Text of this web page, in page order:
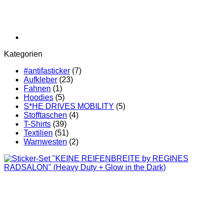
Kategorien
#antifasticker (7)
Aufkleber (23)
Fahnen (1)
Hoodies (5)
S*HE DRIVES MOBILITY (5)
Stofftaschen (4)
T-Shirts (39)
Textilien (51)
Warnwesten (2)